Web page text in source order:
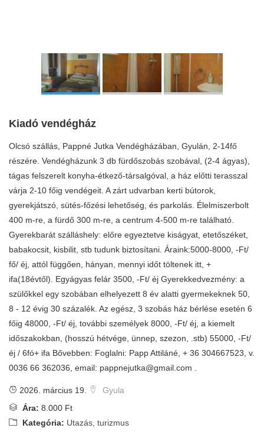
Kiadó vendégház
Olcsó szállás, Pappné Jutka Vendégházában, Gyulán, 2-14fő
részére. Vendégházunk 3 db fürdőszobás szobával, (2-4 ágyas),
tágas felszerelt konyha-étkező-társalgóval, a ház előtti terasszal
várja 2-10 főig vendégeit. A zárt udvarban kerti bútorok,
gyerekjátszó, sütés-főzési lehetőség, és parkolás. Élelmiszerbolt
400 m-re, a fürdő 300 m-re, a centrum 4-500 m-re található.
Gyerekbarát szálláshely: előre egyeztetve kiságyat, etetőszéket,
babakocsit, kisbilit, stb tudunk biztosítani. Áraink:5000-8000, -Ft/
fő/ éj, attól függően, hányan, mennyi időt töltenek itt, +
ifa(18évtől). Egyágyas felár 3500, -Ft/ éj Gyerekkedvezmény: a
szülőkkel egy szobában elhelyezett 8 év alatti gyermekeknek 50,
8 - 12 évig 30 százalék. Az egész, 3 szobás ház bérlése esetén 6
főig 48000, -Ft/ éj, további személyek 8000, -Ft/ éj, a kiemelt
időszakokban, (hosszú hétvége, ünnep, szezon, .stb) 55000, -Ft/
éj / 6fó+ ifa Bővebben: Foglalni: Papp Attiláné, + 36 304667523, v.
0036 66 362036, email: pappnejutka@gmail.com
2026. március 19.
Gyula
Ára: 8.000 Ft
Kategória: Utazás, turizmus